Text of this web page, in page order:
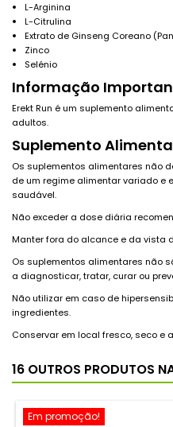
L-Arginina
L-Citrulina
Extrato de Ginseng Coreano
Zinco
Selénio
Informação
Erekt Run é um suplemento
adultos.
Suplemento
Os suplementos alimentares não
de um regime alimentar variado e
saudável.
Não exceder a dose diária
Manter fora do alcance e da vista
Os suplementos alimentares não
a diagnosticar, tratar, curar ou
Não utilizar em caso de
ingredientes.
Conservar em local fresco, seco e
16 OUTROS PRODUTOS
Em promoção!